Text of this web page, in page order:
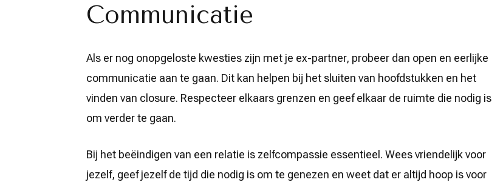
Communicatie
Als er nog onopgeloste kwesties zijn met je ex-partner, probeer dan open en eerlijke
communicatie aan te gaan. Dit kan helpen bij het sluiten van hoofdstukken en het
vinden van closure. Respecteer elkaars grenzen en geef elkaar de ruimte die nodig is
om verder te gaan.
Bij het beëindigen van een relatie is zelfcompassie essentieel. Wees vriendelijk voor
jezelf, geef jezelf de tijd die nodig is om te genezen en weet dat er altijd hoop is voor